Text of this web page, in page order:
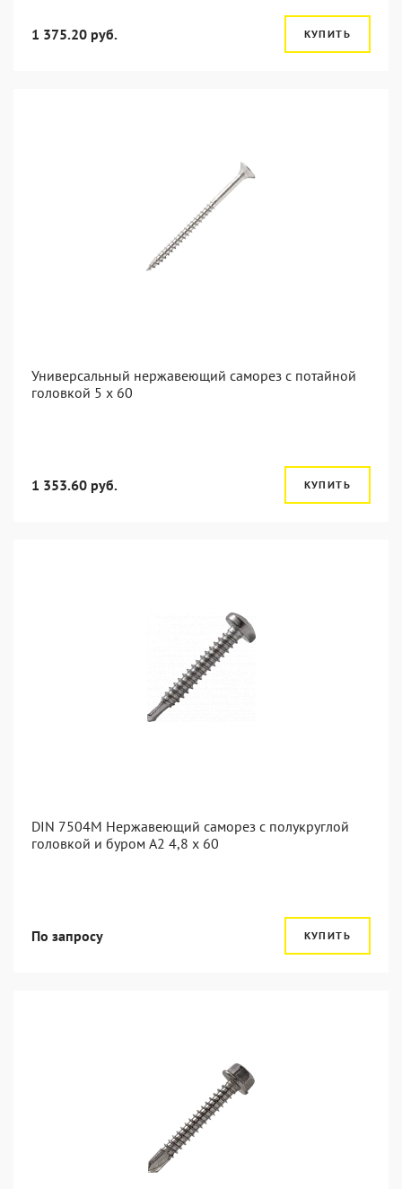
1 375.20 руб. КУПИТЬ
Универсальный нержавеющий саморез с потайной
головкой 5 x 60
1 353.60 руб. КУПИТЬ
DIN 7504M Нержавеющий саморез с полукруглой
головкой и буром А2 4,8 x 60
По запросу КУПИТЬ